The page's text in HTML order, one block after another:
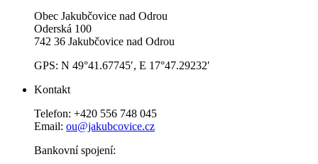
Obec Jakubčovice nad Odrou
Oderská 100
742 36 Jakubčovice nad Odrou
GPS: N 49°41.67745′, E 17°47.29232′
Kontakt
Telefon: +420 556 748 045
Email: ou@jakubcovice.cz
Bankovní spojení: